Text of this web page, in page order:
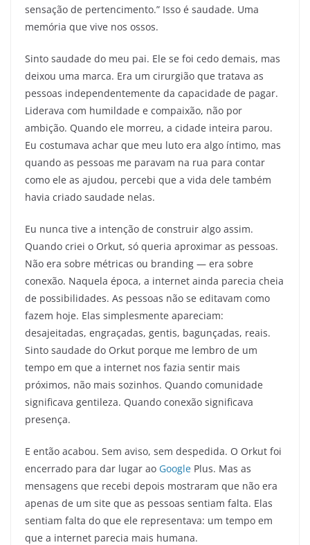
sensação de pertencimento.” Isso é saudade. Uma
memória que vive nos ossos.
Sinto saudade do meu pai. Ele se foi cedo demais, mas
deixou uma marca. Era um cirurgião que tratava as
pessoas independentemente da capacidade de pagar.
Liderava com humildade e compaixão, não por
ambição. Quando ele morreu, a cidade inteira parou.
Eu costumava achar que meu luto era algo íntimo, mas
quando as pessoas me paravam na rua para contar
como ele as ajudou, percebi que a vida dele também
havia criado saudade nelas.
Eu nunca tive a intenção de construir algo assim.
Quando criei o Orkut, só queria aproximar as pessoas.
Não era sobre métricas ou branding — era sobre
conexão. Naquela época, a internet ainda parecia cheia
de possibilidades. As pessoas não se editavam como
fazem hoje. Elas simplesmente apareciam:
desajeitadas, engraçadas, gentis, bagunçadas, reais.
Sinto saudade do Orkut porque me lembro de um
tempo em que a internet nos fazia sentir mais
próximos, não mais sozinhos. Quando comunidade
significava gentileza. Quando conexão significava
presença.
E então acabou. Sem aviso, sem despedida. O Orkut foi
encerrado para dar lugar ao Google Plus. Mas as
mensagens que recebi depois mostraram que não era
apenas de um site que as pessoas sentiam falta. Elas
sentiam falta do que ele representava: um tempo em
que a internet parecia mais humana.